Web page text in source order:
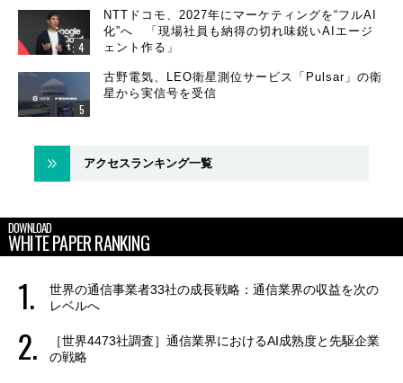
NTTドコモ、2027年にマーケティングを“フルAI
化”へ 「現場社員も納得の切れ味鋭いAIエージ
ェント作る」
古野電気、LEO衛星測位サービス「Pulsar」の衛
星から実信号を受信
アクセスランキング一覧
DOWNLOAD
WHITE PAPER RANKING
世界の通信事業者33社の成長戦略：通信業界の収益を次の
レベルへ
［世界4473社調査］通信業界におけるAI成熟度と先駆企業
の戦略